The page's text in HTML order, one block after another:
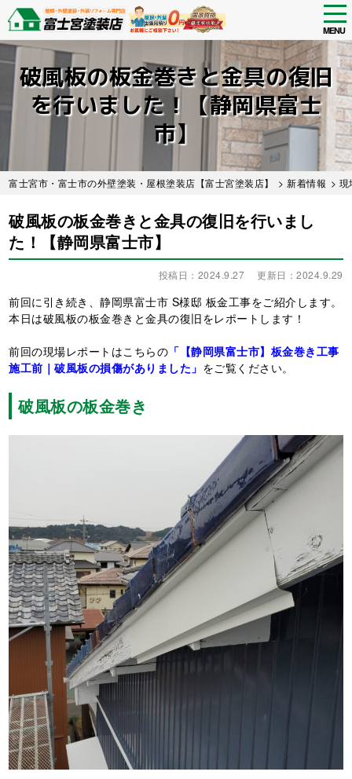
Skip
to
main
content
MENU
破風板の板金巻きと金具の復旧
を行いました！【静岡県富士
市】
富士宮市・富士市の外壁塗装・屋根塗装店【富士宮塗装店】 >新着情報 > 現
破風板の板金巻きと金具の復旧を行いまし
た！【静岡県富士市】
投稿日：2024.9.27 更新日：2024.9.29
前回に引き続き、静岡県富士市 S様邸 板金工事をご紹介します。
本日は破風板の板金巻きと金具の復旧をレポートします！
前回の現場レポートはこちらの 「【静岡県富士市】板金巻き工事
施工前｜破風板の損傷がありました」 をご覧ください。
破風板の板金巻き